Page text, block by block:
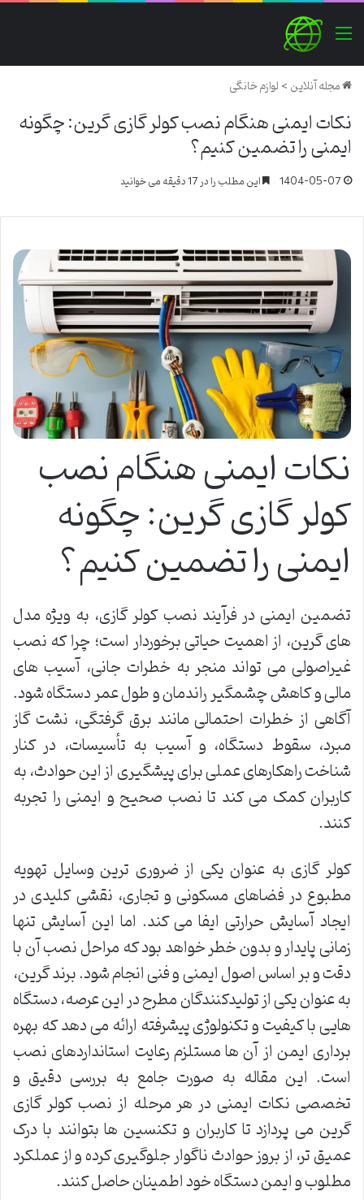
منو
مجله آنلاین>لوازم خانگی
نکات ایمنی هنگام نصب کولر گازی گرین: چگونه
ایمنی را تضمین کنیم؟
1404-05-07 این مطلب را در 17 دقیقه می خوانید
نکات ایمنی هنگام نصب
کولر گازی گرین: چگونه
ایمنی را تضمین کنیم؟
تضمین ایمنی در فرآیند نصب کولر گازی، به ویژه مدل
های گرین، از اهمیت حیاتی برخوردار است؛ چرا که نصب
غیراصولی می تواند منجر به خطرات جانی، آسیب های
مالی و کاهش چشمگیر راندمان و طول عمر دستگاه شود.
آگاهی از خطرات احتمالی مانند برق گرفتگی، نشت گاز
مبرد، سقوط دستگاه، و آسیب به تأسیسات، در کنار
شناخت راهکارهای عملی برای پیشگیری از این حوادث، به
کاربران کمک می کند تا نصب صحیح و ایمنی را تجربه
کنند.
کولر گازی به عنوان یکی از ضروری ترین وسایل تهویه
مطبوع در فضاهای مسکونی و تجاری، نقشی کلیدی در
ایجاد آسایش حرارتی ایفا می کند. اما این آسایش تنها
زمانی پایدار و بدون خطر خواهد بود که مراحل نصب آن با
دقت و بر اساس اصول ایمنی و فنی انجام شود. برند گرین،
به عنوان یکی از تولیدکنندگان مطرح در این عرصه، دستگاه
هایی با کیفیت و تکنولوژی پیشرفته ارائه می دهد که بهره
برداری ایمن از آن ها مستلزم رعایت استانداردهای نصب
است. این مقاله به صورت جامع به بررسی دقیق و
تخصصی نکات ایمنی در هر مرحله از نصب کولر گازی
گرین می پردازد تا کاربران و تکنسین ها بتوانند با درک
عمیق تر، از بروز حوادث ناگوار جلوگیری کرده و از عملکرد
مطلوب و ایمن دستگاه خود اطمینان حاصل کنند.